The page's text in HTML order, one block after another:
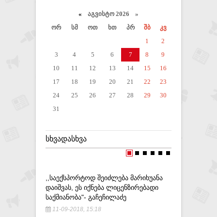
« აგვისტო 2026 »
ორ
სმ ოთ ხთ პრ შბ
კვ
1
2
3
4 5 6 7 8
9
10
11 12 13 14 15
16
17
18 19 20 21 22
23
24
25 26 27 28 29
30
31
ᲡᲮᲕᲐᲓᲐᲡᲮᲕᲐ
,,ᲡᲐᲔᲥᲡᲞᲝᲠᲢᲝᲓ ᲨᲔᲘᲫᲚᲔᲑᲐ ᲛᲐᲠᲘᲮᲣᲐᲜᲐ
ᲓᲐᲘᲨᲕᲐᲡ, ᲔᲡ ᲘᲥᲜᲔᲑᲐ ᲚᲘᲪᲔᲜᲖᲘᲠᲔᲑᲐᲓᲘ
ᲡᲐᲥᲛᲘᲐᲜᲝᲑᲐ"- ᲒᲐᲩᲔᲩᲘᲚᲐᲫᲔ
11-09-2018, 15:18